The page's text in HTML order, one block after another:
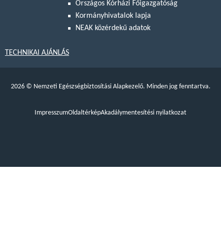
Országos Kórházi Főigazgatóság
Kormányhivatalok lapja
NEAK közérdekű adatok
TECHNIKAI AJÁNLÁS
2026 © Nemzeti Egészségbiztosítási Alapkezelő. Minden jog fenntartva.
ImpresszumOldaltérképAkadálymentesítési nyilatkozat